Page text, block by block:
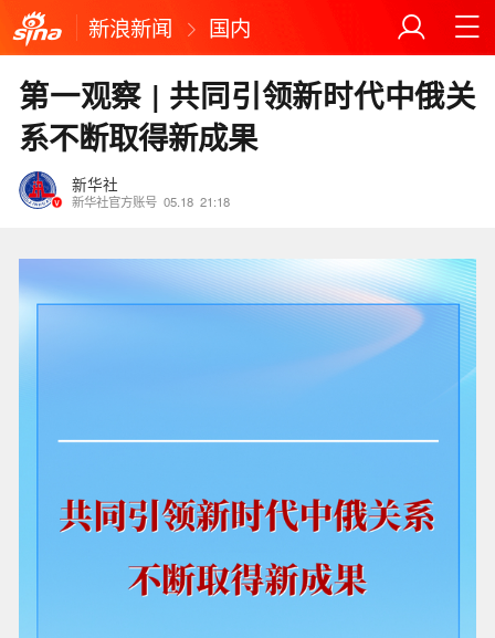
新浪新闻 国内
第一观察 | 共同引领新时代中俄关
系不断取得新成果
新华社
新华社官方账号 05.18 21:18